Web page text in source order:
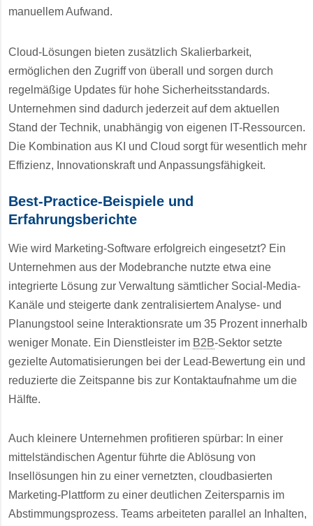
manuellem Aufwand.
Cloud-Lösungen bieten zusätzlich Skalierbarkeit,
ermöglichen den Zugriff von überall und sorgen durch
regelmäßige Updates für hohe Sicherheitsstandards.
Unternehmen sind dadurch jederzeit auf dem aktuellen
Stand der Technik, unabhängig von eigenen IT-Ressourcen.
Die Kombination aus KI und Cloud sorgt für wesentlich mehr
Effizienz, Innovationskraft und Anpassungsfähigkeit.
Best-Practice-Beispiele und
Erfahrungsberichte
Wie wird Marketing-Software erfolgreich eingesetzt? Ein
Unternehmen aus der Modebranche nutzte etwa eine
integrierte Lösung zur Verwaltung sämtlicher Social-Media-
Kanäle und steigerte dank zentralisiertem Analyse- und
Planungstool seine Interaktionsrate um 35 Prozent innerhalb
weniger Monate. Ein Dienstleister im B2B-Sektor setzte
gezielte Automatisierungen bei der Lead-Bewertung ein und
reduzierte die Zeitspanne bis zur Kontaktaufnahme um die
Hälfte.
Auch kleinere Unternehmen profitieren spürbar: In einer
mittelständischen Agentur führte die Ablösung von
Insellösungen hin zu einer vernetzten, cloudbasierten
Marketing-Plattform zu einer deutlichen Zeitersparnis im
Abstimmungsprozess. Teams arbeiteten parallel an Inhalten,